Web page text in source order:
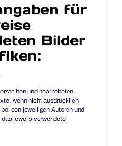
für
Bilder
und bearbeiteten
wenn nicht ausdrücklich
den jeweiligen Autoren und
jeweils verwendete